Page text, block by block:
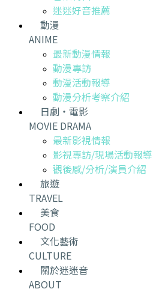
迷迷好音推薦
動漫
ANIME
最新動漫情報
動漫專訪
動漫活動報導
動漫分析考察介紹
日劇・電影
MOVIE DRAMA
最新影視情報
影視專訪/現場活動報導
觀後感/分析/演員介紹
旅遊
TRAVEL
美食
FOOD
文化藝術
CULTURE
關於迷迷音
ABOUT